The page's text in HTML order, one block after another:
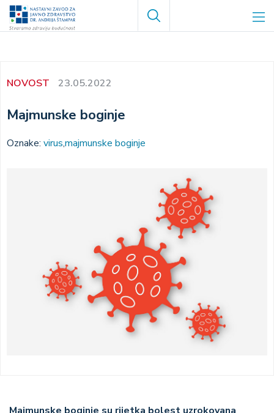
Skoči
Search
NOVOST 23.05.2022
Majmunske boginje
Oznake: virusmajmunske boginje